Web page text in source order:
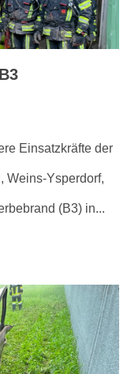
Einsatzkräfte der
Weins-Ysperdorf,
(B3) in...